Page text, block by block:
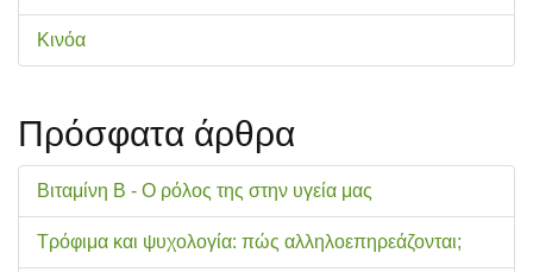
Κινόα
Πρόσφατα άρθρα
Βιταμίνη Β - Ο ρόλος της στην υγεία μας
Τρόφιμα και ψυχολογία: πώς αλληλοεπηρεάζονται;